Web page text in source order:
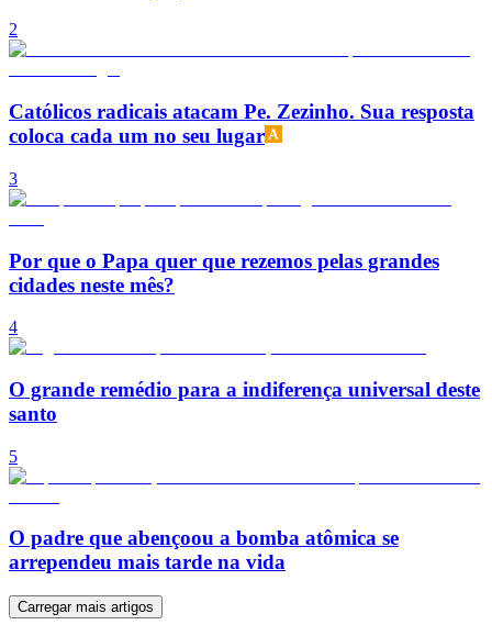
2
Católicos radicais atacam Pe. Zezinho. Sua resposta
coloca cada um no seu lugar
3
Por que o Papa quer que rezemos pelas grandes
cidades neste mês?
4
O grande remédio para a indiferença universal deste
santo
5
O padre que abençoou a bomba atômica se
arrependeu mais tarde na vida
Carregar mais artigos